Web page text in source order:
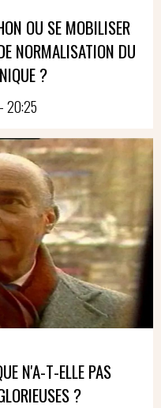
OU SE MOBILISER
NORMALISATION DU
?
20:25
N'A-T-ELLE PAS
?